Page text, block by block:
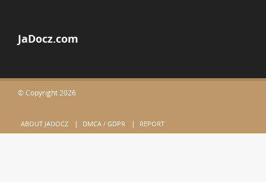
JaDocz.com
© Copyright 2026
ABOUT JADOCZ DMCA / GDPR REPORT